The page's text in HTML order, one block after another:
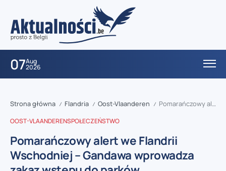
07Aug
2026
Strona główna / Flandria / Oost-Vlaanderen / Pomarańczowy alert we Flandrii Wschodniej – Gandawa wprowadza zakaz wstępu do parków
OOST-VLAANDERENSPOŁECZEŃSTWO
Pomarańczowy alert we Flandrii
Wschodniej – Gandawa wprowadza